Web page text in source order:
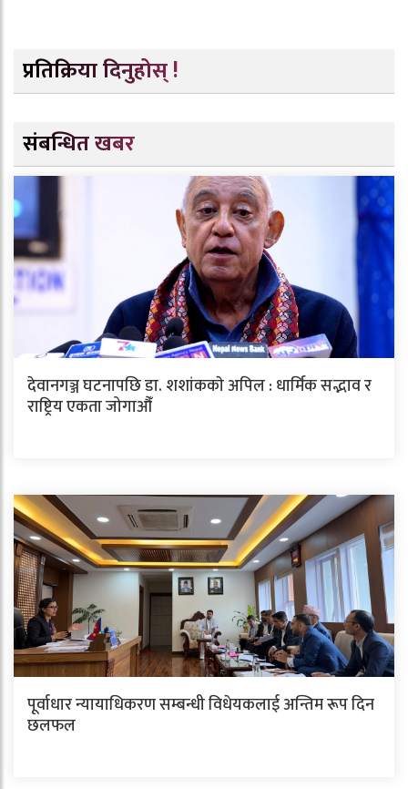
प्रतिक्रिया दिनुहोस् !
संबन्धित खबर
देवानगञ्ज घटनापछि डा. शशांककाे अपिल : धार्मिक सद्भाव र
राष्ट्रिय एकता जोगाऔँ
पूर्वाधार न्यायाधिकरण सम्बन्धी विधेयकलाई अन्तिम रूप दिन
छलफल